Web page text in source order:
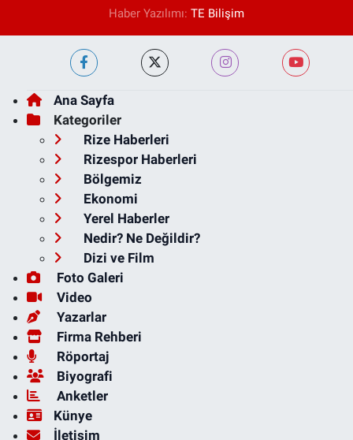
Haber Yazılımı: TE Bilişim
Ana Sayfa
Kategoriler
Rize Haberleri
Rizespor Haberleri
Bölgemiz
Ekonomi
Yerel Haberler
Nedir? Ne Değildir?
Dizi ve Film
Foto Galeri
Video
Yazarlar
Firma Rehberi
Röportaj
Biyografi
Anketler
Künye
İletişim